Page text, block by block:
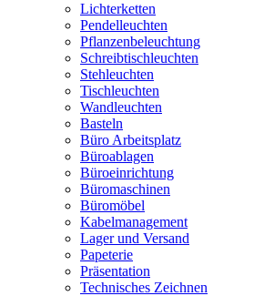
Lichterketten
Pendelleuchten
Pflanzenbeleuchtung
Schreibtischleuchten
Stehleuchten
Tischleuchten
Wandleuchten
Basteln
Büro Arbeitsplatz
Büroablagen
Büroeinrichtung
Büromaschinen
Büromöbel
Kabelmanagement
Lager und Versand
Papeterie
Präsentation
Technisches Zeichnen